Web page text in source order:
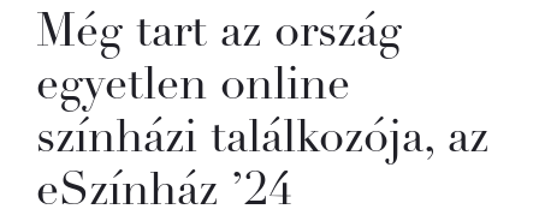
Még tart az ország
egyetlen online
színházi találkozója, az
eSzínház ’24